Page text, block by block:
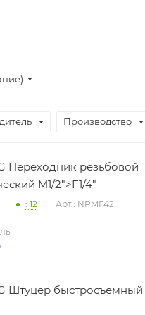
Производство
Переходник резьбовой
M1/2">F1/4"
: 12 Арт.: NPMF42
Штуцер быстросъемный